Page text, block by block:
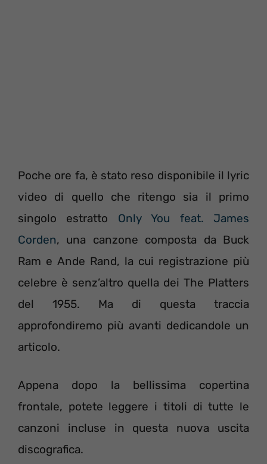
Poche ore fa, è stato reso disponibile il lyric
video di quello che ritengo sia il primo
singolo estratto Only You feat. James
Corden, una canzone composta da Buck
Ram e Ande Rand, la cui registrazione più
celebre è senz’altro quella dei The Platters
del 1955. Ma di questa traccia
approfondiremo più avanti dedicandole un
articolo.
Appena dopo la bellissima copertina
frontale, potete leggere i titoli di tutte le
canzoni incluse in questa nuova uscita
discografica.